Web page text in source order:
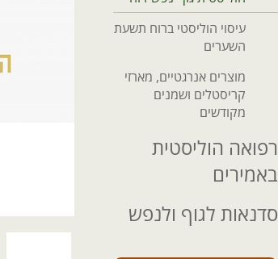
עיסוי הוליסטי ברוח תשעת
השערים
מוצרים אנרגטיים, מארזי
קריסטלים ושמנים
מקודשים
רפואה הוליסטית
באמירים
סדנאות לגוף ולנפש